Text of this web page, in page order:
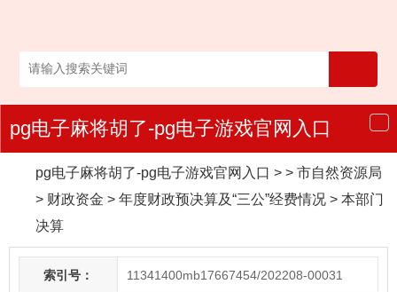
导
航
pg电子麻将胡了-pg电子游戏官网入口
pg电子麻将胡了-pg电子游戏官网入口 > > 市自然资源局
> 财政资金 > 年度财政预决算及“三公”经费情况 > 本部门
决算
索引号： 11341400mb17667454/202208-00031